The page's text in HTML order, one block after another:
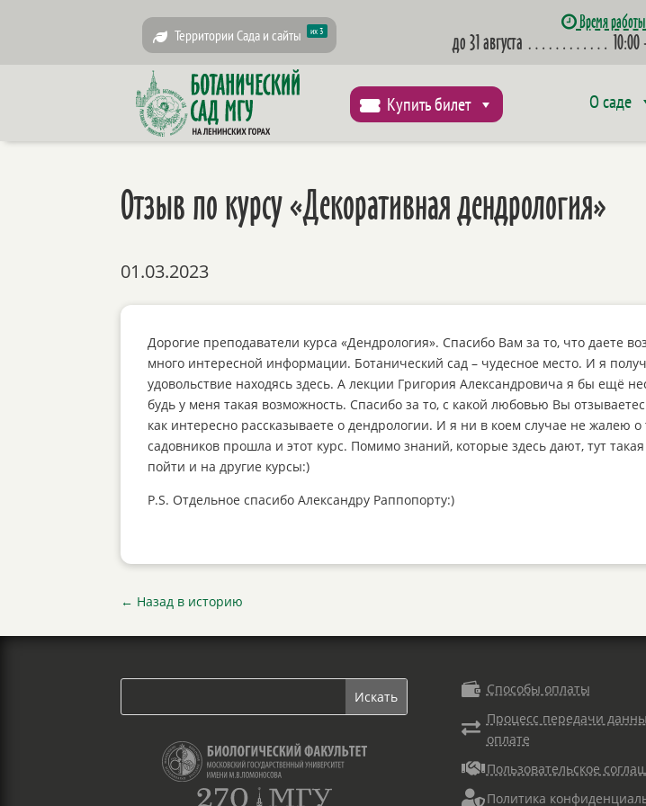
Территории Сада и сайты их 3 Время
до 31 августа …………
Купить билет О саде
Отзыв по курсу «Декоративная дендрология»
01.03.2023
Дорогие преподаватели курса «Дендрология». Спасибо Вам за то, что даете
много интересной информации. Ботанический сад – чудесное место. И я
удовольствие находясь здесь. А лекции Григория Александровича я бы ещё
будь у меня такая возможность. Спасибо за то, с какой любовью Вы
как интересно рассказываете о дендрологии. И я ни в коем случае не жалею
садовников прошла и этот курс. Помимо знаний, которые здесь дают, тут
пойти и на другие курсы:)
P.S. Отдельное спасибо Александру Раппопорту:)
← Назад в историю
 Способы оплаты

Процесс передачи
оплате
Пользовательское
Политика